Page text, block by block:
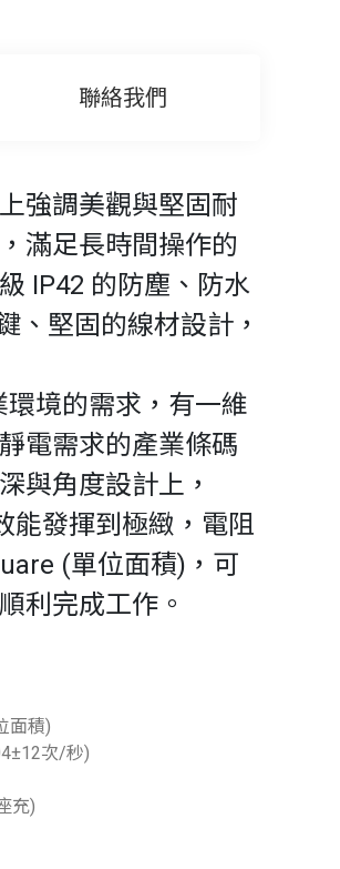
聯絡我們
強調美觀與堅固耐
滿足長時間操作的
IP42 的防塵、防水
、堅固的線材設計，
環境的需求，有一維
電需求的產業條碼
與角度設計上，
能發揮到極緻，電阻
(單位面積)，可
利完成工作。
面積)
次/秒)
充)